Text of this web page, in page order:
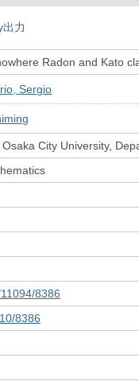
力
Radon and Kato
Sergio
City University,
8386
8386